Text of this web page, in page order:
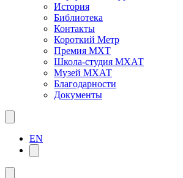
История
Библиотека
Контакты
Короткий Метр
Премия МХТ
Школа-студия МХАТ
Музей МХАТ
Благодарности
Документы
EN